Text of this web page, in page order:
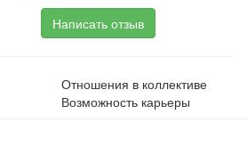
Написать отзыв
Отношения в коллективе
Возможность карьеры